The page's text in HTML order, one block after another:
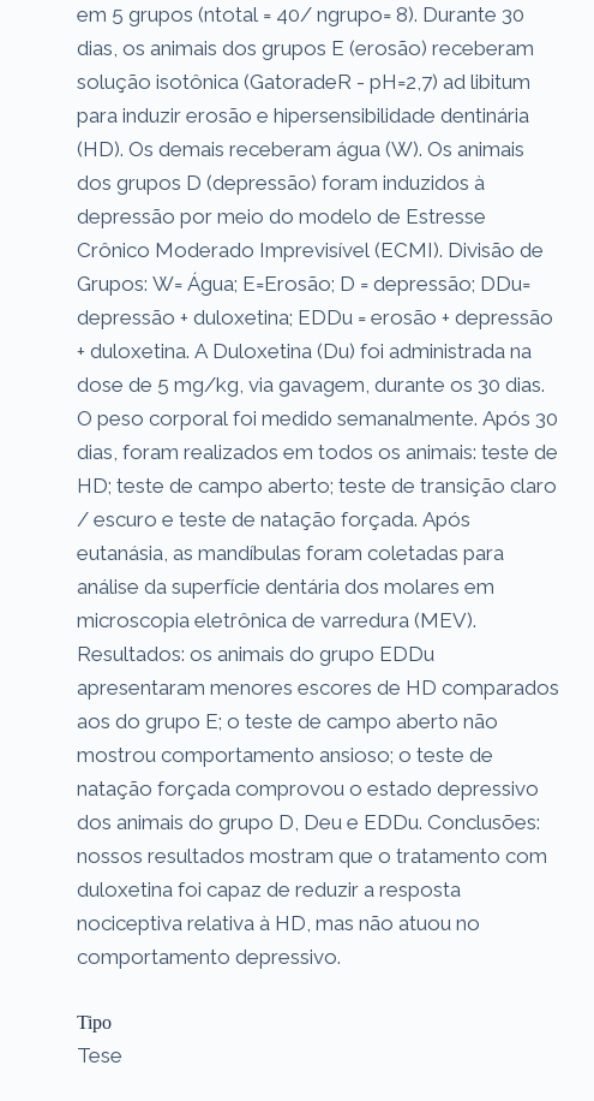
em 5 grupos (ntotal = 40/ ngrupo= 8). Durante 30
dias, os animais dos grupos E (erosão) receberam
solução isotônica (GatoradeR - pH=2,7) ad libitum
para induzir erosão e hipersensibilidade dentinária
(HD). Os demais receberam água (W). Os animais
dos grupos D (depressão) foram induzidos à
depressão por meio do modelo de Estresse
Crônico Moderado Imprevisível (ECMI). Divisão de
Grupos: W= Água; E=Erosão; D = depressão; DDu=
depressão + duloxetina; EDDu = erosão + depressão
+ duloxetina. A Duloxetina (Du) foi administrada na
dose de 5 mg/kg, via gavagem, durante os 30 dias.
O peso corporal foi medido semanalmente. Após 30
dias, foram realizados em todos os animais: teste de
HD; teste de campo aberto; teste de transição claro
/ escuro e teste de natação forçada. Após
eutanásia, as mandíbulas foram coletadas para
análise da superfície dentária dos molares em
microscopia eletrônica de varredura (MEV).
Resultados: os animais do grupo EDDu
apresentaram menores escores de HD comparados
aos do grupo E; o teste de campo aberto não
mostrou comportamento ansioso; o teste de
natação forçada comprovou o estado depressivo
dos animais do grupo D, Deu e EDDu. Conclusões:
nossos resultados mostram que o tratamento com
duloxetina foi capaz de reduzir a resposta
nociceptiva relativa à HD, mas não atuou no
comportamento depressivo.
Tipo
Tese